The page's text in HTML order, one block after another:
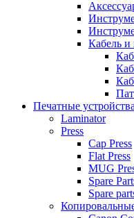
Кабель и
Печатные
Laminator
Press
Cap Press
Flat Press
MUG
Spare
Spare